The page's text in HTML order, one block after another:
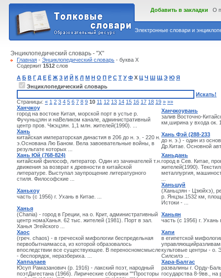
Электронные словари и
Добавить в закладки О
Энциклопедический словарь - "Х"
Главная - Энциклопедический словарь - буква Х
Содержит 1512 слов
А Б В Г Д Е Ё Ж З И Й К Л М Н О П Р С Т У Ф Х Ц Ч Ш Щ Э Ю Я
Энциклопедический словарь
Искать!
Страницы: « 1 2 3 4 5 6 7 8 9 10 11 12 13 14 15 16 17 18 19 » »»
Ханчжоу
город на востоке Китая, морской порт в устье р.
Фучуньцзян и наВеликом канале, административный
центр пров. Чжэцзян. 1,1 млн. жителей(1990). ...
Ханчжоувань
залив Восточно-
км,ширина у входа ок.
Хань
китайская императорская династия в 206 до н. э. - 220 н.
э.Основана Лю Баном. Вела завоевательные войны, в
результате которых ...
Хань Фэй (288-233
до н. э.) - один из
Др.Китае. Основной
Хань Юй (768-824)
китайский философ, литератор. Один из зачинателей т.н.
движения за возврат к древности в китайской
литературе. Выступал заупрощение литературного
стиля. Философские ...
Ханьдань
город в Сев. Китае,
жителей(1990).
металлургия,
Ханькоу
часть (с 1956) г. Ухань в Китае. ...
Ханьшуй
(Ханьцзян - Цзюйхэ),
р. Янцзы.1532 км,
Истоки - ...
Ханья
(Chania) - город в Греции, на о. Крит, административный
центр номаХанья. 62 тыс. жителей (1981). Порт в зал.
Ханья Эгейского ...
Ханьян
часть (с 1956) г. Ухань
Хаос
(греч. chaos) - в греческой мифологии беспредельная
первобытнаямасса, из которой образовалось
впоследствии все существующее. В переносномсмысле
- беспорядок, неразбериха. ...
Хапи
в египетской
культовые центры - о.
Силсилэ ...
Хаппалаев
Юсуп Рамазанович (р. 1916) - лакский поэт, народный
поэтДагестана (1966). Лирические сборники ""Просторы
Хара-Балгас
развалины г. Орду-
государства 8-9вв.,